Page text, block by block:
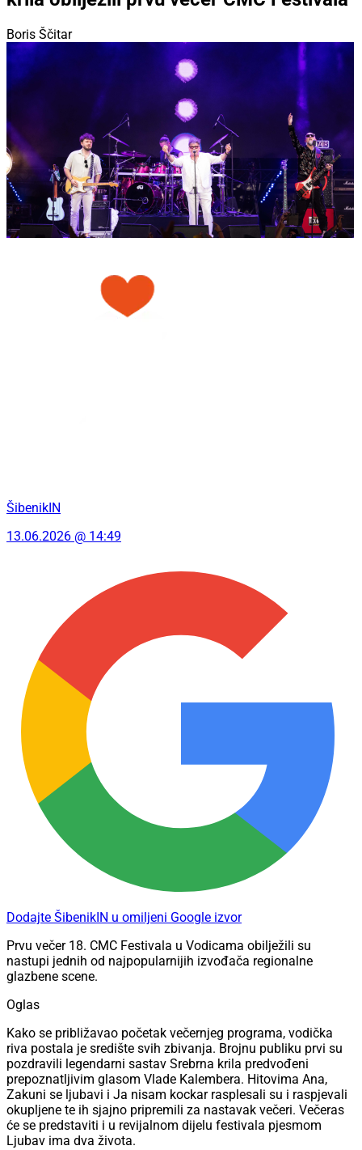
Boris Ščitar
ŠibenikIN
13.06.2026 @ 14:49
Dodajte ŠibenikIN u omiljeni Google izvor
Prvu večer 18. CMC Festivala u Vodicama obilježili su
nastupi jednih od najpopularnijih izvođača regionalne
glazbene scene.
Oglas
Kako se približavao početak večernjeg programa, vodička
riva postala je središte svih zbivanja. Brojnu publiku prvi su
pozdravili legendarni sastav Srebrna krila predvođeni
prepoznatljivim glasom Vlade Kalembera. Hitovima Ana,
Zakuni se ljubavi i Ja nisam kockar rasplesali su i raspjevali
okupljene te ih sjajno pripremili za nastavak večeri. Večeras
će se predstaviti i u revijalnom dijelu festivala pjesmom
Ljubav ima dva života.